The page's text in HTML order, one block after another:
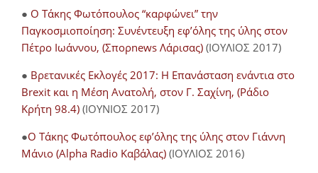
● Ο Τάκης Φωτόπουλος “καρφώνει” την
Παγκοσμιοποίηση: Συνέντευξη εφ’όλης της ύλης στον
Πέτρο Ιωάννου, (Σπορnews Λάρισας) (ΙΟΥΛΙΟΣ 2017)
● Βρετανικές Εκλογές 2017: Η Επανάσταση ενάντια στο
Brexit και η Μέση Ανατολή, στον Γ. Σαχίνη, (Ράδιο
Κρήτη 98.4) (ΙΟΥΝΙΟΣ 2017)
●O Τάκης Φωτόπουλος εφ’όλης της ύλης στον Γιάννη
Μάνιο (Alpha Radio Καβάλας) (ΙΟΥΛΙΟΣ 2016)